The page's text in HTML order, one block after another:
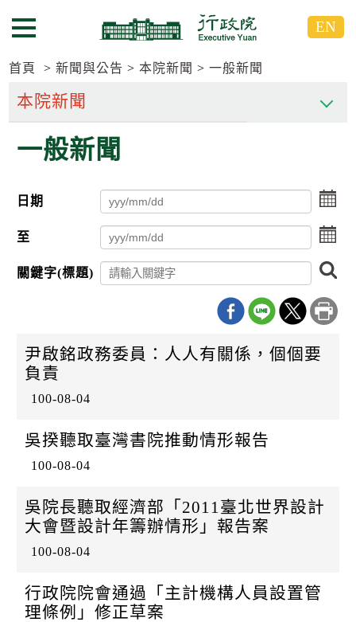
到
要
區
到
要
區
選單按鈕 EN
首頁 新聞與公告 本院新聞 一般新聞
一般新聞
日期
點
擊
選
擇
期
日
至
點
擊
擇
期
迄
關鍵字(標題)
尋
尹啟銘政務委員：人人有關係，個個要
負責
100-08-04
吳揆聽取臺灣書院推動情形報告
100-08-04
吳院長聽取經濟部「2011臺北世界設計
大會暨設計年籌辦情形」報告案
100-08-04
行政院院會通過「主計機構人員設置管
理條例」修正草案